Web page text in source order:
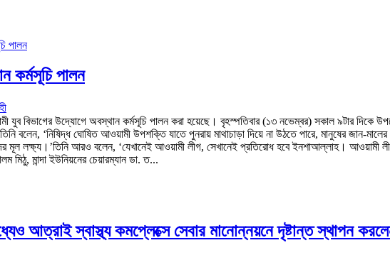
কর্মসূচি পালন
যুব বিভাগের উদ্যোগে অবস্থান কর্মসূচি পালন করা হয়েছে। বৃহস্পতিবার (১৩ নভেম্বর) সকাল ৯টার দিকে
বলেন, ‘নিষিদ্ধ ঘোষিত আওয়ামী উপশক্তি যাতে পুনরায় মাথাচাড়া দিয়ে না উঠতে পারে, মানুষের জান-
মূল লক্ষ্য।’তিনি আরও বলেন, ‘যেখানেই আওয়ামী লীগ, সেখানেই প্রতিরোধ হবে ইনশাআল্লাহ।
মান্দা ইউনিয়নের চেয়ারম্যান ডা. ত...
আত্রাই স্বাস্থ্য কমপ্লেক্সে সেবার মানোন্নয়নে দৃষ্টান্ত স্থাপন